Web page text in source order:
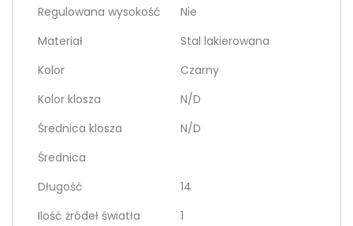
Regulowana wysokość
Nie
Materiał
Stal lakierowana
Kolor
Czarny
Kolor klosza
N/D
Średnica klosza
N/D
Średnica
Długość
14
Ilość żródeł światła
1